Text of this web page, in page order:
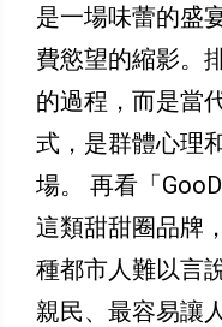
是一場味蕾的盛
費慾望的縮影。
的過程，而是當
式，是群體心理
場。 再看「
這類甜甜圈品牌
種都市人難以言
親民、最容易讓